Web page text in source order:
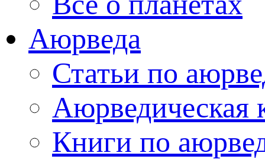
Аюрведа
Статьи по
Аюрведическая
Книги по